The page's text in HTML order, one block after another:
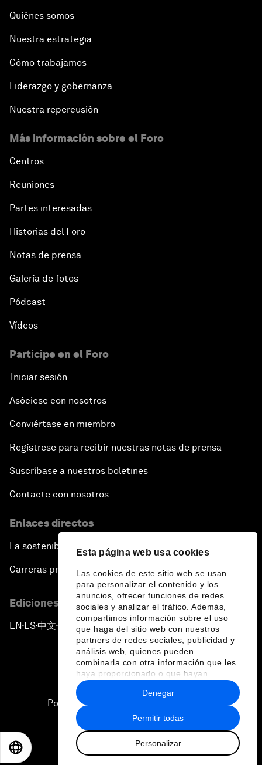
Esta página web usa cookies
Las cookies de este sitio web se usan
para personalizar el contenido y los
anuncios, ofrecer funciones de redes
sociales y analizar el tráfico. Además,
compartimos información sobre el uso
que haga del sitio web con nuestros
partners de redes sociales, publicidad y
análisis web, quienes pueden
combinarla con otra información que les
haya proporcionado o que hayan
recopilado a partir del uso que haya
hecho de sus servicios.
Permitir todas
Personalizar
Denegar
Quiénes somos
Nuestra estrategia
Cómo trabajamos
Liderazgo y gobernanza
Nuestra repercusión
Más información sobre el Foro
Centros
Reuniones
Partes interesadas
Historias del Foro
Notas de prensa
Galería de fotos
Pódcast
Vídeos
Participe en el Foro
Iniciar sesión
Asóciese con nosotros
Conviértase en miembro
Regístrese para recibir nuestras notas de prensa
Suscríbase a nuestros boletines
Contacte con nosotros
Enlaces directos
La sostenibilidad en el Foro
Carreras profesionales
Ediciones en otros idiomas
EN ▪ES▪中文▪ 日本語
Política de privacidad y normas de uso
Sitemap
2026 Foro Económico Mundial